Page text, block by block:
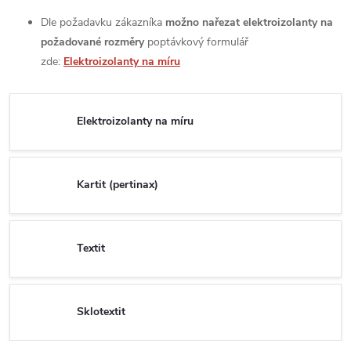
Dle požadavku zákazníka možno nařezat elektroizolanty na
požadované rozměrypoptávkový formulář
zde: Elektroizolanty na míru
Elektroizolanty na míru
Kartit (pertinax)
Textit
Sklotextit